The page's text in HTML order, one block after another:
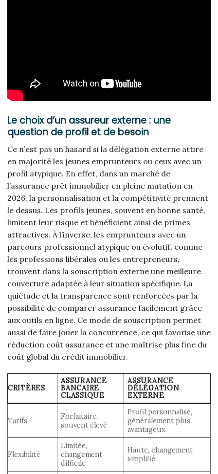
Le choix d’un assureur externe : une
question de profil et de besoin
Ce n’est pas un hasard si la délégation externe attire
en majorité les jeunes emprunteurs ou ceux avec un
profil atypique. En effet, dans un marché de
l’assurance prêt immobilier en pleine mutation en
2026, la personnalisation et la compétitivité prennent
le dessus. Les profils jeunes, souvent en bonne santé,
limitent leur risque et bénéficient ainsi de primes
attractives. À l’inverse, les emprunteurs avec un
parcours professionnel atypique ou évolutif, comme
les professions libérales ou les entrepreneurs,
trouvent dans la souscription externe une meilleure
couverture adaptée à leur situation spécifique. La
quiétude et la transparence sont renforcées par la
possibilité de comparer assurance facilement grâce
aux outils en ligne. Ce mode de souscription permet
aussi de faire jouer la concurrence, ce qui favorise une
réduction coût assurance et une maîtrise plus fine du
coût global du crédit immobilier.
CRITÈRES
ASSURANCE
BANCAIRE
CLASSIQUE
ASSURANCE
DÉLÉGATION
EXTERNE
Tarifs
Forfaitaire,
souvent élevé
Profil personnalisé,
généralement plus
avantageux
Flexibilité
Limitée,
changement
difficile
Haute, changement
simplifié